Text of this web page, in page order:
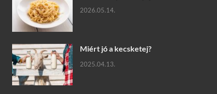
2026.05.14.
Miért jó a kecsketej?
2025.04.13.